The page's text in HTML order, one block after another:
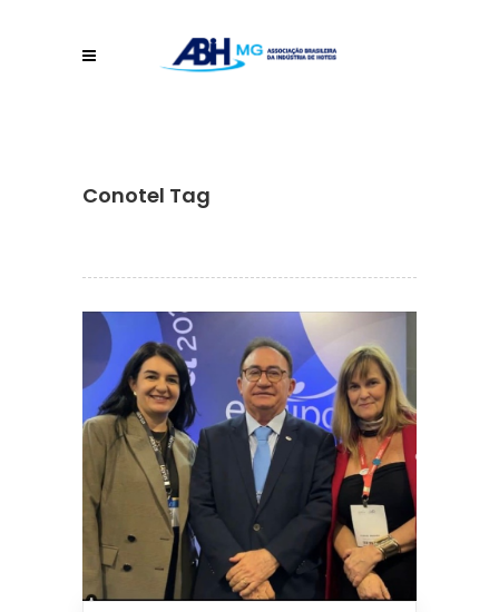
Conotel Tag